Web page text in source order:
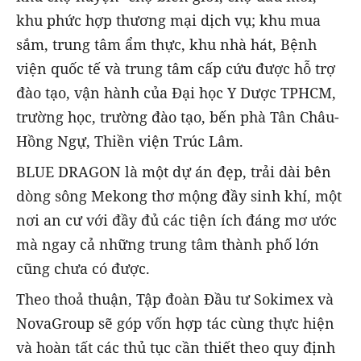
khu phức hợp thương mại dịch vụ; khu mua
sắm, trung tâm ẩm thực, khu nhà hát, Bệnh
viện quốc tế và trung tâm cấp cứu được hỗ trợ
đào tạo, vận hành của Đại học Y Dược TPHCM,
trường học, trường đào tạo, bến phà Tân Châu-
Hồng Ngự, Thiền viện Trúc Lâm.
BLUE DRAGON là một dự án đẹp, trải dài bên
dòng sông Mekong thơ mộng đầy sinh khí, một
nơi an cư với đầy đủ các tiện ích đáng mơ ước
mà ngay cả những trung tâm thành phố lớn
cũng chưa có được.
Theo thoả thuận, Tập đoàn Đầu tư Sokimex và
NovaGroup sẽ góp vốn hợp tác cùng thực hiện
và hoàn tất các thủ tục cần thiết theo quy định